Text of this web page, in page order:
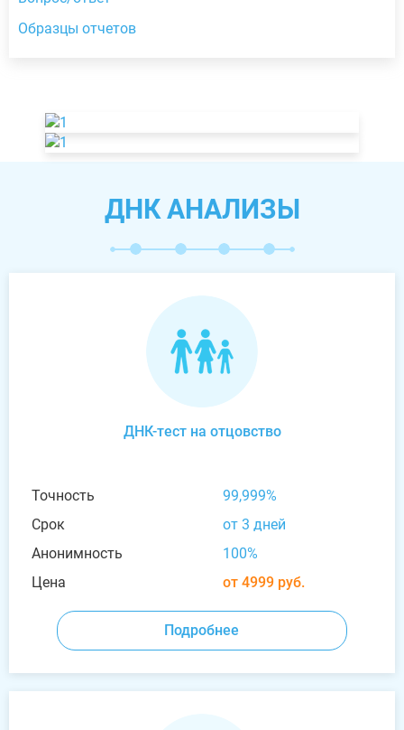
Образцы отчетов
ДНК АНАЛИЗЫ
ДНК-тест на отцовство
Точность
99,999%
Срок
от 3 дней
Анонимность
100%
Цена
от 4999 руб.
Подробнее